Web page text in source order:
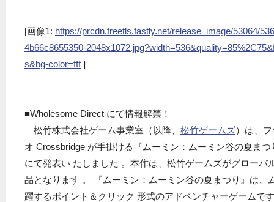
[画像1: https://prcdn.freetls.fastly.net/release_image/53064/
4b66c8655350-
s&bg-color=fff]
■Wholesome Direct にて情報解禁！
松竹株式会社ゲーム事業室（以降、 松竹ゲームズ）は、
オ Crossbridge が手掛ける『ムーミン：ムーミン谷の夏ま
にて発表い たしました 。本作は、松竹ゲームズがグローバ
品となります 。 『ムーミン：ムーミン谷の夏まつり』は、
躍するポイント＆クリック 形式のアドベンチャーゲームで